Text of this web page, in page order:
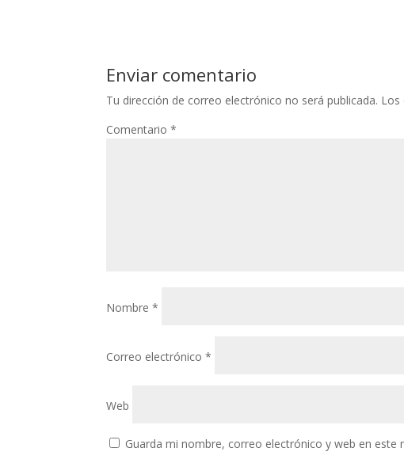
Enviar comentario
Tu dirección de correo electrónico no será publicada. Los
Comentario*
Nombre*
Correo electrónico*
Web
Guarda mi nombre, correo electrónico y web en este